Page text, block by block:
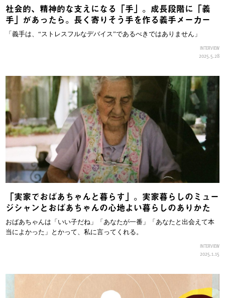
社会的、精神的な支えになる「手」。成長段階に「義
手」があったら。長く寄りそう手を作る義手メーカー
「義手は、“ストレスフルなデバイス”であるべきではありません」
INTERVIEW
2025.5.28
「実家でおばあちゃんと暮らす」。実家暮らしのミュー
ジシャンとおばあちゃんの心地よい暮らしのありかた
おばあちゃんは「いい子だね」「あなたが一番」「あなたと出会えて本
当によかった」とかって、私に言ってくれる。
INTERVIEW
2025.1.15